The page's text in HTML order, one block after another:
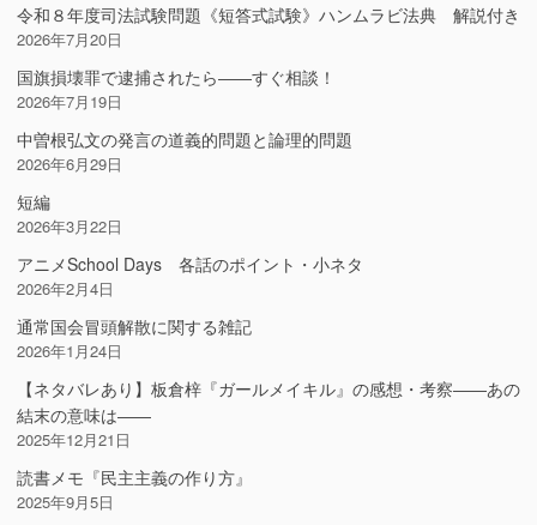
令和８年度司法試験問題《短答式試験》ハンムラビ法典 解説付き
2026年7月20日
国旗損壊罪で逮捕されたら――すぐ相談！
2026年7月19日
中曽根弘文の発言の道義的問題と論理的問題
2026年6月29日
短編
2026年3月22日
アニメSchool Days 各話のポイント・小ネタ
2026年2月4日
通常国会冒頭解散に関する雑記
2026年1月24日
【ネタバレあり】板倉梓『ガールメイキル』の感想・考察――あの
結末の意味は――
2025年12月21日
読書メモ『民主主義の作り方』
2025年9月5日